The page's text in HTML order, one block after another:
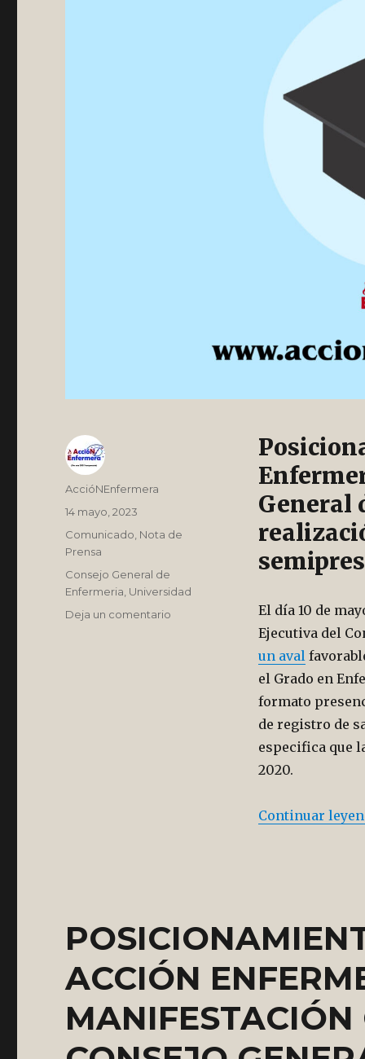
General
El día 10 de
Ejecutiva del
un aval
el Grado en
formato
de registro de
especifica que
2020.
Continuar
Autor
AccióNEnfermera
Publicado
14 mayo, 2023
Categorías
Comunicado Nota de
Prensa
Etiquetas
Consejo General de
Enfermeria Universidad
Deja un comentario
ACCIÓN